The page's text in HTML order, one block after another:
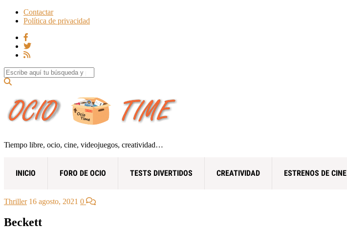
Contactar
Política de privacidad
Search for:
Tiempo libre, ocio, cine, videojuegos, creatividad…
INICIO FORO DE OCIO TESTS DIVERTIDOS CREATIVIDAD ESTRENOS DE CINE
Thriller 16 agosto, 2021 0
Beckett